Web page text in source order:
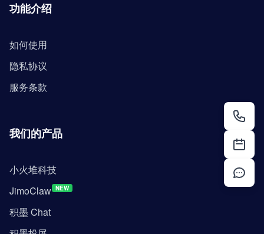
功能介绍
如何使用
隐私协议
服务条款
我们的产品
小火堆科技
JimoClaw NEW
积墨 Chat